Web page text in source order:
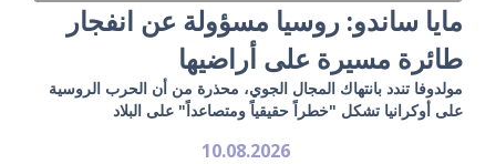
مايا ساندو: روسيا مسؤولة عن انفجار
طائرة مسيرة على أراضيها
مولدوفا تندد بانتهاك المجال الجوي، محذرة من أن الحرب الروسية
على أوكرانيا تشكل "خطراً حقيقياً ومتصاعداً" على البلاد
10.08.2026